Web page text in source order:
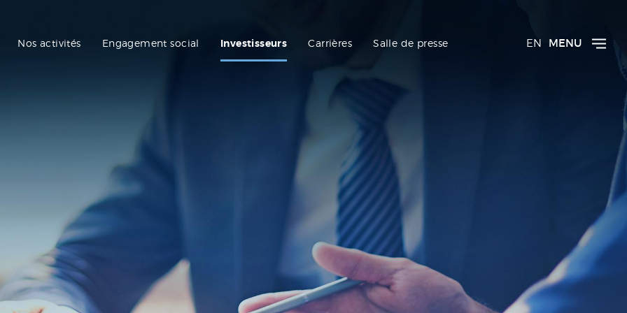
Nos activités Engagement social Investisseurs Carrières Salle de presse EN MENU